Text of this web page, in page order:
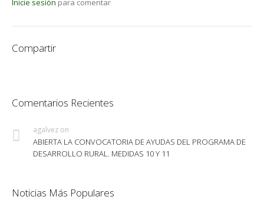
Inicie sesión para comentar
Compartir
Comentarios Recientes
agalvez on
ABIERTA LA CONVOCATORIA DE AYUDAS DEL PROGRAMA DE
DESARROLLO RURAL. MEDIDAS 10 Y 11
Noticias Más Populares